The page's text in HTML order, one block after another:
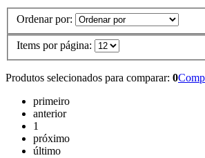
Ordenar por:
Items por página:
Produtos selecionados para comparar: 0
primeiro
anterior
1
próximo
último